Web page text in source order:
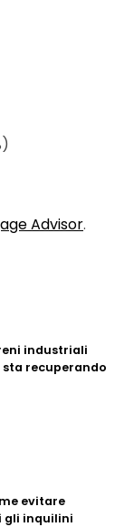
Advisor.
industriali
recuperando
evitare
gli inquilini